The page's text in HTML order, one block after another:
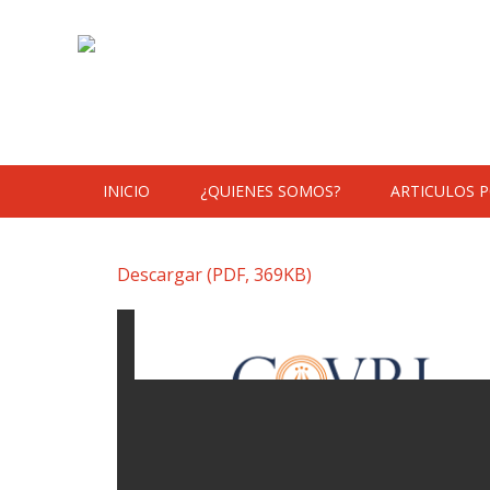
INICIO ¿QUIENES SOMOS? ARTICULOS
Descargar (PDF, 369KB)